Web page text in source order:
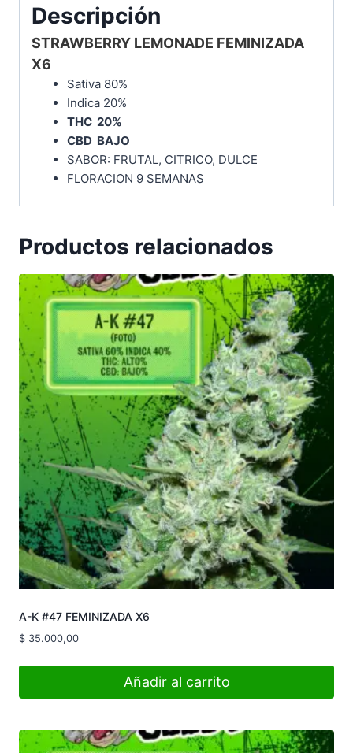
Descripción
STRAWBERRY LEMONADE FEMINIZADA
X6
Sativa 80%
Indica 20%
THC 20%
CBD BAJO
SABOR: FRUTAL, CITRICO, DULCE
FLORACION 9 SEMANAS
Productos relacionados
A-K #47 FEMINIZADA X6
$ 35.000,00
Añadir al carrito